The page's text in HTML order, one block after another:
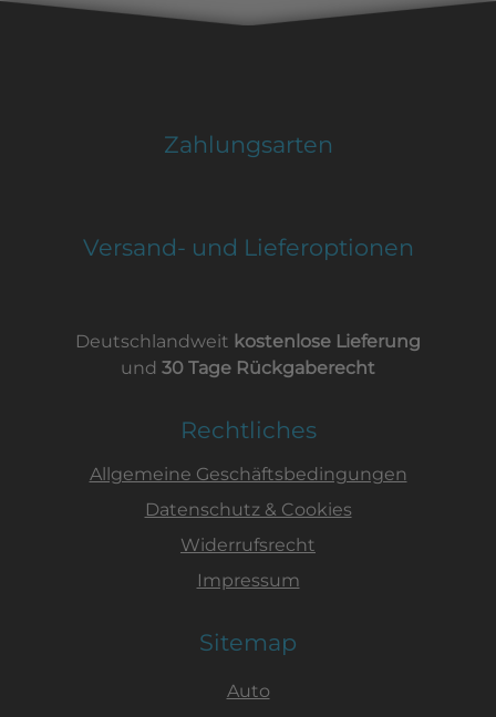
Zahlungsarten
Versand- und Lieferoptionen
Deutschlandweit kostenlose Lieferung
und 30 Tage Rückgaberecht
Rechtliches
Allgemeine Geschäftsbedingungen
Datenschutz & Cookies
Widerrufsrecht
Impressum
Sitemap
Auto